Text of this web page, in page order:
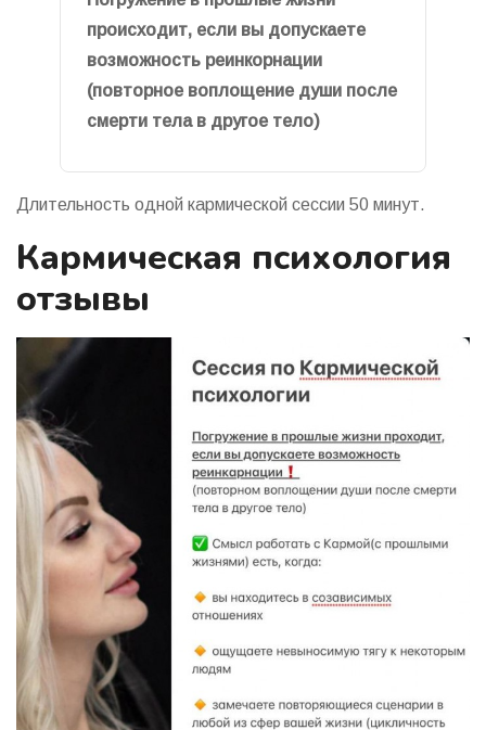
происходит, если вы допускаете
возможность реинкорнации
(повторное воплощение души после
смерти тела в другое тело)
Длительность одной кармической сессии 50 минут.
Кармическая психология
отзывы